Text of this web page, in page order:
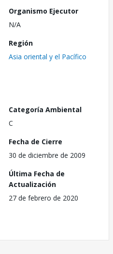
Organismo Ejecutor
N/A
Región
Asia oriental y el Pacífico
Categoría Ambiental
C
Fecha de Cierre
30 de diciembre de 2009
Última Fecha de
Actualización
27 de febrero de 2020